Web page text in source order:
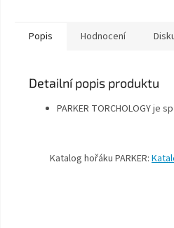
Popis Hodnocení
Detailní popis produktu
PARKER TORCHOLOGY
Katalog hořáku PARKER: